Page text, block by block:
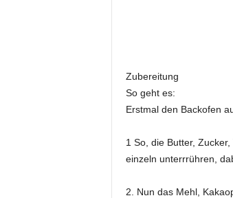
Zubereitung
So geht es:
Erstmal den Backofen
1 So, die Butter,
einzeln unterrrühren,
2. Nun das Mehl,